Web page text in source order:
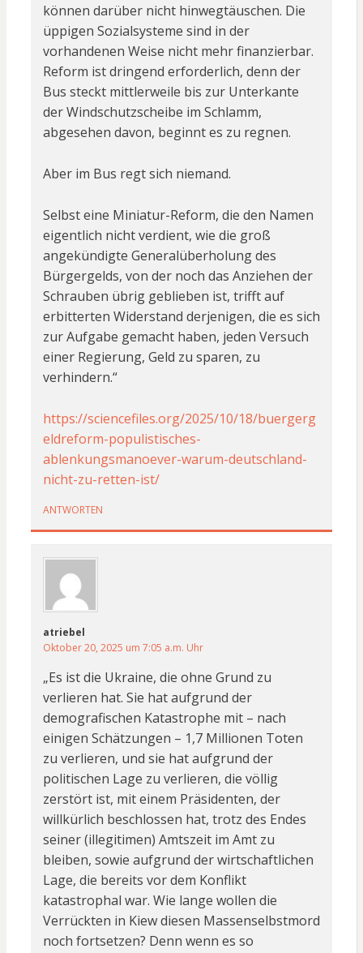
können darüber nicht hinwegtäuschen. Die
üppigen Sozialsysteme sind in der
vorhandenen Weise nicht mehr finanzierbar.
Reform ist dringend erforderlich, denn der
Bus steckt mittlerweile bis zur Unterkante
der Windschutzscheibe im Schlamm,
abgesehen davon, beginnt es zu regnen.
Aber im Bus regt sich niemand.
Selbst eine Miniatur-Reform, die den Namen
eigentlich nicht verdient, wie die groß
angekündigte Generalüberholung des
Bürgergelds, von der noch das Anziehen der
Schrauben übrig geblieben ist, trifft auf
erbitterten Widerstand derjenigen, die es sich
zur Aufgabe gemacht haben, jeden Versuch
einer Regierung, Geld zu sparen, zu
verhindern.“
https://sciencefiles.org/2025/10/18/buergerg
eldreform-populistisches-
ablenkungsmanoever-warum-deutschland-
nicht-zu-retten-ist/
ANTWORTEN
atriebel
Oktober 20, 2025 um 7:05 a.m. Uhr
„Es ist die Ukraine, die ohne Grund zu
verlieren hat. Sie hat aufgrund der
demografischen Katastrophe mit – nach
einigen Schätzungen – 1,7 Millionen Toten
zu verlieren, und sie hat aufgrund der
politischen Lage zu verlieren, die völlig
zerstört ist, mit einem Präsidenten, der
willkürlich beschlossen hat, trotz des Endes
seiner (illegitimen) Amtszeit im Amt zu
bleiben, sowie aufgrund der wirtschaftlichen
Lage, die bereits vor dem Konflikt
katastrophal war. Wie lange wollen die
Verrückten in Kiew diesen Massenselbstmord
noch fortsetzen? Denn wenn es so